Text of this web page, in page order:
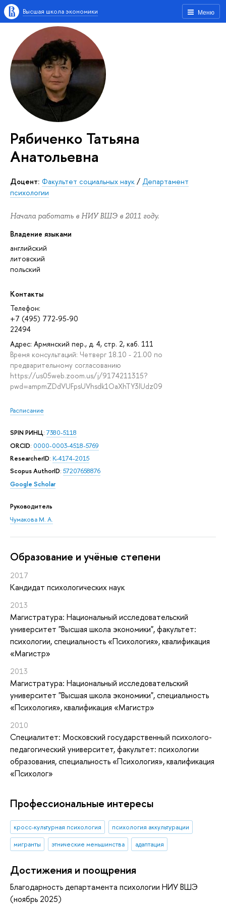
Меню
Высшая школа экономики
Рябиченко Татьяна
Анатольевна
Доцент: Факультет социальных наук / Департамент
психологии
Начала работать в НИУ ВШЭ в 2011 году.
Владение языками
английский
литовский
польский
Контакты
Телефон:
+7 (495) 772-95-90
22494
Адрес: Армянский пер., д. 4, стр. 2, каб. 111
Время консультаций: Четверг 18.10 - 21.00 по
предварительному согласованию
https://us05web.zoom.us/j/9174211315?
pwd=ampmZDdVUFpsUVhsdk1OaXhTY3lUdz09
Расписание
SPIN РИНЦ:7380-5118
ORCID: 0000-0003-4518-5769
ResearcherID: K-4174-2015
Scopus AuthorID: 57207658876
Google Scholar
Руководитель
Чумакова М. А.
Oбразование и учёные степени
2017
Кандидат психологических наук
2013
Магистратура: Национальный исследовательский
университет "Высшая школа экономики", факультет:
психологии, специальность «Психология», квалификация
«Магистр»
2013
Магистратура: Национальный исследовательский
университет "Высшая школа экономики", специальность
«Психология», квалификация «Магистр»
2010
Специалитет: Московский государственный психолого-
педагогический университет, факультет: психологии
образования, специальность «Психология», квалификация
«Психолог»
Профессиональные интересы
кросс-культурная психология
психология аккультурации
мигранты
этнические меньшинства адаптация
Достижения и поощрения
Благодарность департамента психологии НИУ ВШЭ
(ноябрь 2025)